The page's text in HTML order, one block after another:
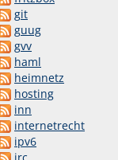
git
guug
gvv
haml
heimnetz
hosting
inn
internetrecht
ipv6